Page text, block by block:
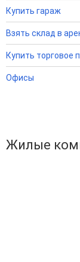
Купить гараж
Взять склад в
Купить торговое
Офисы
Жилые